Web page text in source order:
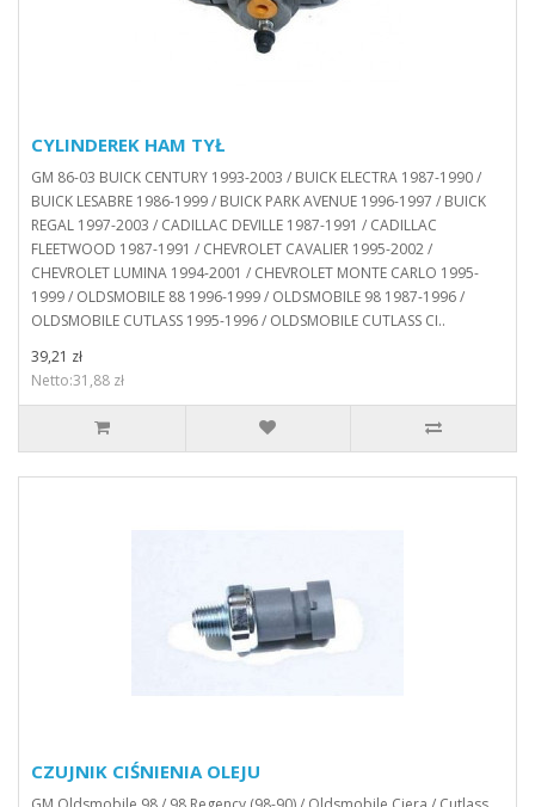
CYLINDEREK HAM TYŁ
GM 86-03 BUICK CENTURY 1993-2003 / BUICK ELECTRA 1987-1990 /
BUICK LESABRE 1986-1999 / BUICK PARK AVENUE 1996-1997 / BUICK
REGAL 1997-2003 / CADILLAC DEVILLE 1987-1991 / CADILLAC
FLEETWOOD 1987-1991 / CHEVROLET CAVALIER 1995-2002 /
CHEVROLET LUMINA 1994-2001 / CHEVROLET MONTE CARLO 1995-
1999 / OLDSMOBILE 88 1996-1999 / OLDSMOBILE 98 1987-1996 /
OLDSMOBILE CUTLASS 1995-1996 / OLDSMOBILE CUTLASS CI..
39,21 zł
Netto:31,88 zł
CZUJNIK CIŚNIENIA OLEJU